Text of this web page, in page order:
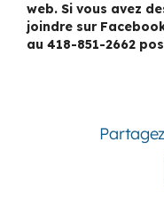
web. Si vous avez
joindre sur
au 418-851-2662